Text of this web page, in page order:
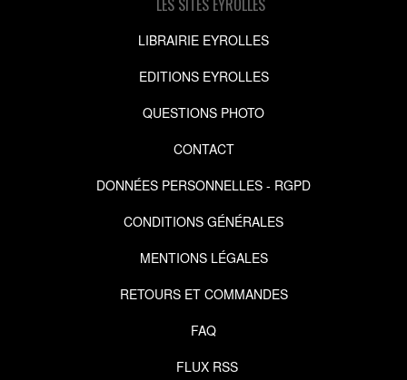
LIBRAIRIE EYROLLES
EDITIONS EYROLLES
QUESTIONS PHOTO
CONTACT
DONNÉES PERSONNELLES - RGPD
CONDITIONS GÉNÉRALES
MENTIONS LÉGALES
RETOURS ET COMMANDES
FAQ
FLUX RSS